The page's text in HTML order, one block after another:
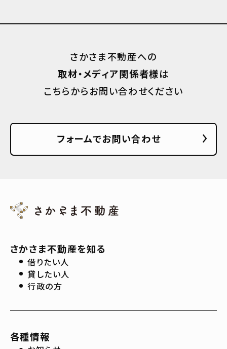
さかさま不動産への
取材・メディア関係者様は
こちらからお問い合わせください
フォームでお問い合わせ
さかさま不動産を知る
借りたい人
貸したい人
行政の方
各種情報